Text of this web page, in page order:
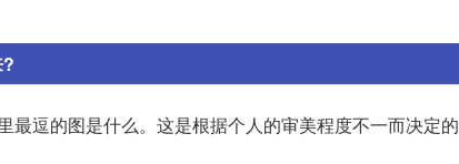
最逗的图是什么。这是根据个人的审美程度不一而决定